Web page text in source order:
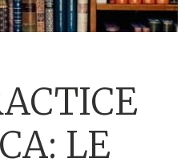
LE